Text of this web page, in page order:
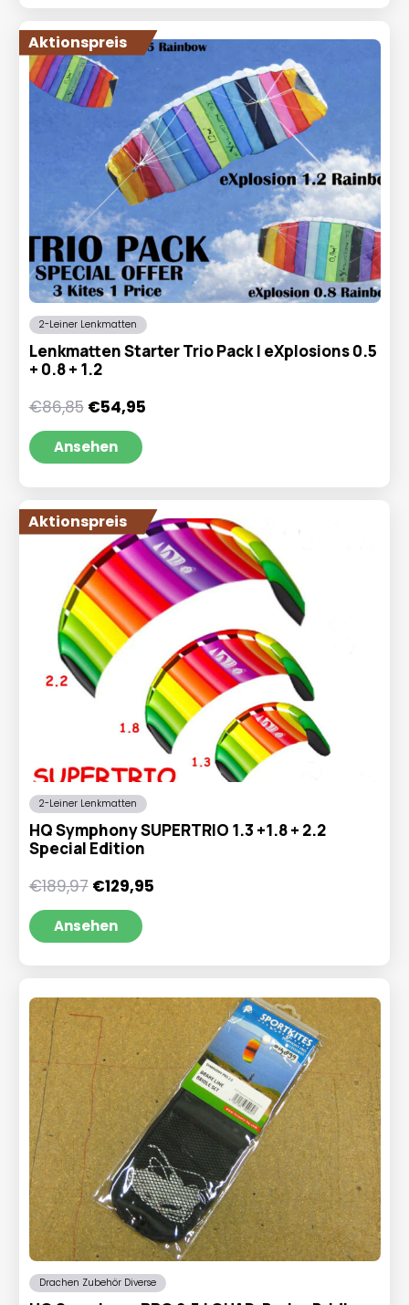
Aktionspreis
2-Leiner Lenkmatten
Lenkmatten Starter Trio Pack | eXplosions 0.5
+ 0.8 + 1.2
€86,85 Ursprünglicher
Preis
war:
€86,85
€54,95Aktueller
Ansehen
Aktionspreis
2-Leiner Lenkmatten
HQ Symphony SUPERTRIO 1.3 +1.8 + 2.2
Special Edition
€189,97 Ursprünglicher
Preis
war:
€189,97
€129,95Aktueller
Ansehen
Drachen Zubehör Diverse